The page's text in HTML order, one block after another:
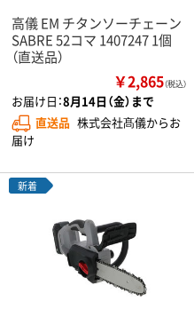
高儀 EM チタンソーチェーン
SABRE 52コマ 1407247 1個
（直送品）
￥2,865（税込）
お届け日：8月14日（金）まで
直送品 株式会社髙儀からお
届け
新着